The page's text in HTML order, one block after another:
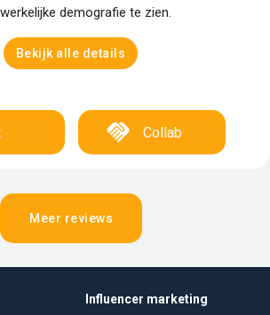
demografie te zien.
Bekijk alle details
Collab
Meer reviews
Influencer marketing